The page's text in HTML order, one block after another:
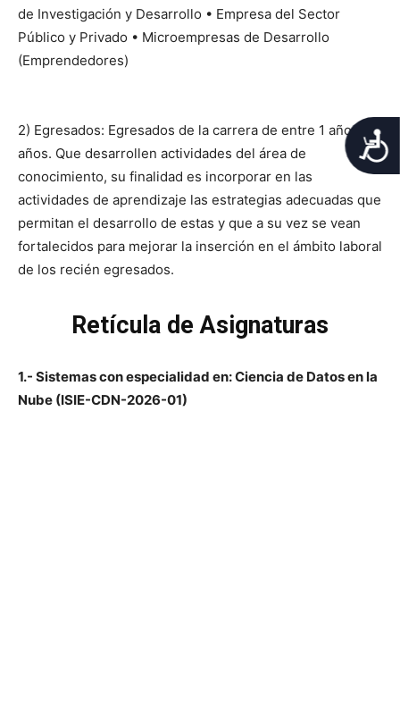
de Investigación y Desarrollo • Empresa del Sector
Público y Privado • Microempresas de Desarrollo
(Emprendedores)
2) Egresados: Egresados de la carrera de entre 1 año a 6
años. Que desarrollen actividades del área de
conocimiento, su finalidad es incorporar en las
actividades de aprendizaje las estrategias adecuadas que
permitan el desarrollo de estas y que a su vez se vean
fortalecidos para mejorar la inserción en el ámbito laboral
de los recién egresados.
Retícula de Asignaturas
1.- Sistemas con especialidad en: Ciencia de Datos en la
Nube (ISIE-CDN-2026-01)